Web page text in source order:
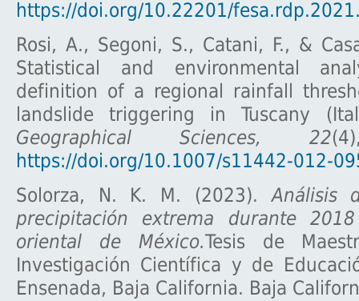
https://doi.org/10.22201/
Rosi, A., Segoni, S., Catani, F., &
Statistical and environmental
definition of a regional rainfall
landslide triggering in Tuscany
Geographical Sciences, 22
https://doi.org/10.1007/s11442-012-
Solorza, N. K. M. (2023).Análisis
precipitación extrema durante
oriental de México.Tesis de
Investigación Científica y de
Ensenada, Baja California. Baja